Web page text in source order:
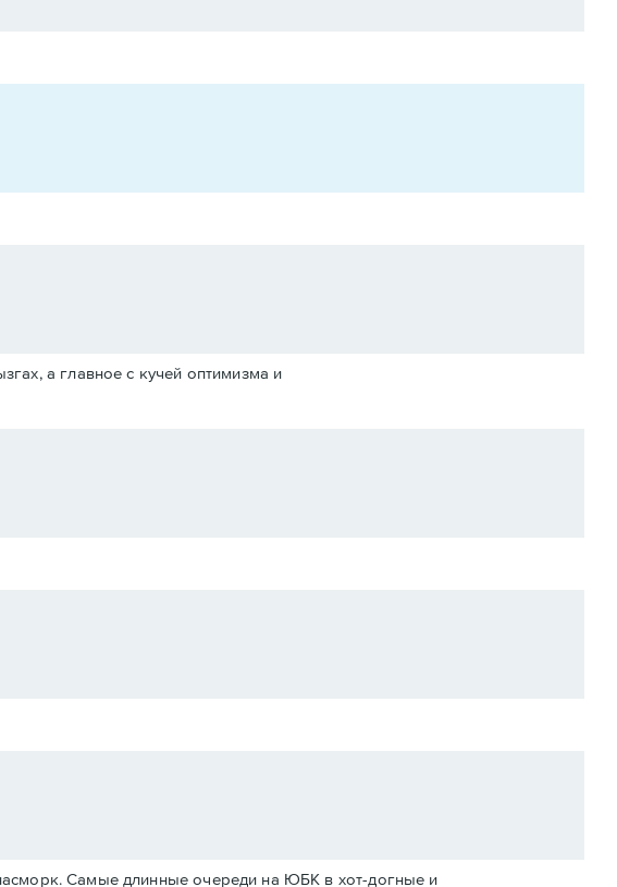
а главное с кучей оптимизма и
Самые длинные очереди на ЮБК в хот-догные и